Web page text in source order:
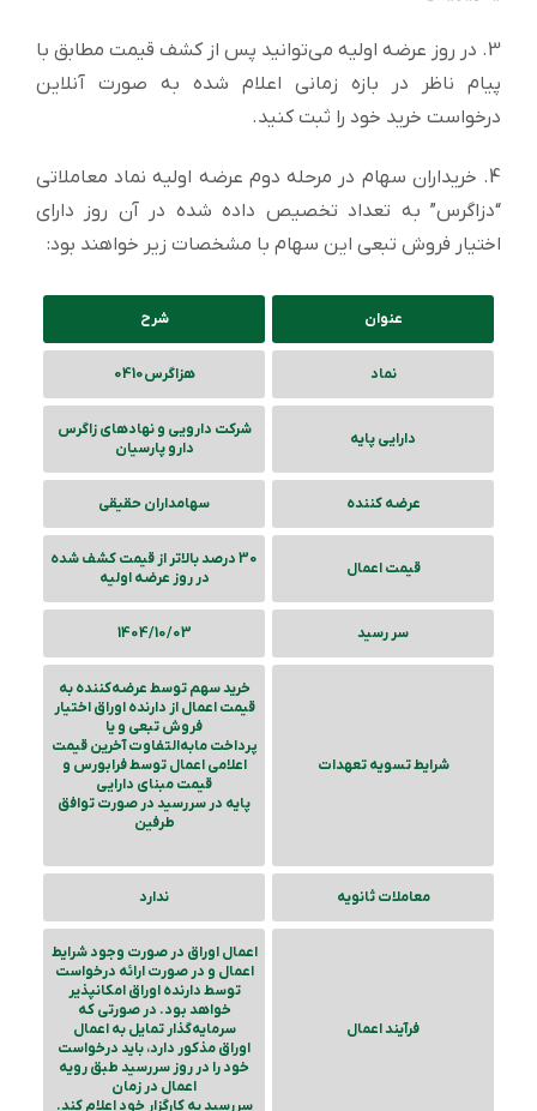
3. در روز عرضه اولیه می‌توانید پس از کشف قیمت مطابق با
پیام ناظر در بازه زمانی اعلام شده به صورت آنلاین
درخواست خرید خود را ثبت کنید.
4. خریداران سهام در مرحله دوم عرضه اولیه نماد معاملاتی
“دزاگرس” به تعداد تخصیص داده شده در آن روز دارای
اختیار فروش تبعی این سهام با مشخصات زیر خواهند بود:
عنوان شرح
نماد هزاگرس0410
دارایی پایه
شرکت دارویی و نهادهای زاگرس
دارو پارسیان
عرضه کننده سهامداران حقیقی
قیمت اعمال
30 درصد بالاتر از قیمت کشف شده
در روز عرضه اولیه
سر رسید 1404/10/03
شرایط تسویه تعهدات
خرید سهم توسط عرضه‌کننده به
قیمت اعمال از دارنده اوراق اختیار
فروش تبعی و یا
پرداخت مابه‌التفاوت آخرین قیمت
اعلامی اعمال توسط فرابورس و
قیمت مبنای دارایی
پایه در سررسید در صورت توافق
طرفین
معاملات ثانویه ندارد
فرآیند اعمال
اعمال اوراق در صورت وجود شرایط
اعمال و در صورت ارائه درخواست
توسط دارنده اوراق امکانپذیر
خواهد بود. در صورتی که
سرمایه‌گذار تمایل به اعمال
اوراق مذکور دارد، باید درخواست
خود را در روز سررسید طبق رویه
اعمال در زمان
سررسید به کارگزار خود اعلام کند.